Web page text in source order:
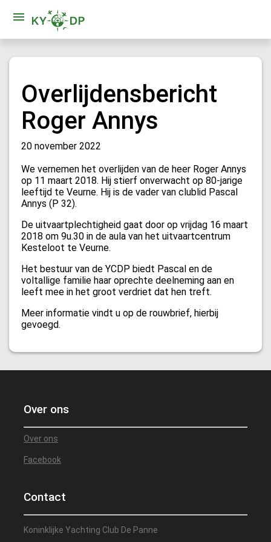
Overlijdensbericht
Roger Annys
20 november 2022
We vernemen het overlijden van de heer Roger Annys
op 11 maart 2018. Hij stierf onverwacht op 80-jarige
leeftijd te Veurne. Hij is de vader van clublid Pascal
Annys (P 32).
De uitvaartplechtigheid gaat door op vrijdag 16 maart
2018 om 9u.30 in de aula van het uitvaartcentrum
Kesteloot te Veurne.
Het bestuur van de YCDP biedt Pascal en de
voltallige familie haar oprechte deelneming aan en
leeft mee in het groot verdriet dat hen treft.
Meer informatie vindt u op de rouwbrief, hierbij
gevoegd.
Over ons
Over ons
Facebook
Contact
Koninklijke Yachting Club De Panne